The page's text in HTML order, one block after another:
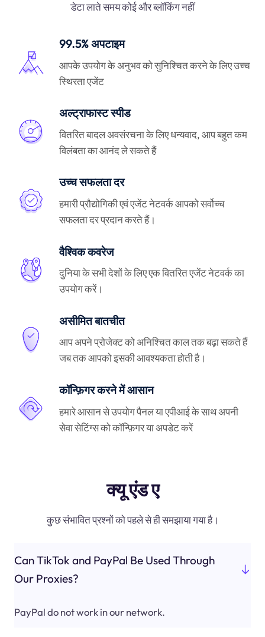
डेटा लाते समय कोई और ब्लॉकिंग नहीं
99.5% अपटाइम
आपके उपयोग के अनुभव को सुनिश्चित करने के लिए उच्च
स्थिरता एजेंट
अल्ट्राफास्ट स्पीड
वितरित बादल अवसंरचना के लिए धन्यवाद, आप बहुत कम
विलंबता का आनंद ले सकते हैं
उच्च सफलता दर
हमारी प्रौद्योगिकी एवं एजेंट नेटवर्क आपको सर्वोच्च
सफलता दर प्रदान करते हैं।
वैश्विक कवरेज
दुनिया के सभी देशों के लिए एक वितरित एजेंट नेटवर्क का
उपयोग करें।
असीमित बातचीत
आप अपने प्रोजेक्ट को अनिश्चित काल तक बढ़ा सकते हैं
जब तक आपको इसकी आवश्यकता होती है।
कॉन्फ़िगर करने में आसान
हमारे आसान से उपयोग पैनल या एपीआई के साथ अपनी
सेवा सेटिंग्स को कॉन्फ़िगर या अपडेट करें
क्यू एंड ए
कुछ संभावित प्रश्नों को पहले से ही समझाया गया है।
Can TikTok and PayPal Be Used Through
Our Proxies?
PayPal do not work in our network.